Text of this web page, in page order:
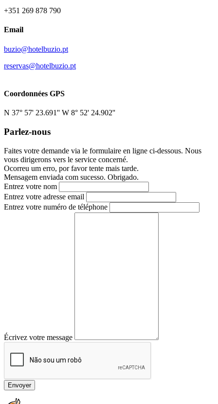
+351 269 878 790
Email
buzio@hotelbuzio.pt
reservas@hotelbuzio.pt
Coordonnées GPS
N 37° 57' 23.691'' W 8° 52' 24.902''
Parlez-nous
Faites votre demande via le formulaire en ligne ci-dessous. Nous
vous dirigerons vers le service concerné.
Ocorreu um erro, por favor tente mais tarde.
Mensagem enviada com sucesso. Obrigado.
Entrez votre nom
Entrez votre adresse email
Entrez votre numéro de téléphone
Écrivez votre message
Envoyer